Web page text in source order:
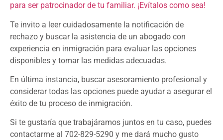
para ser patrocinador de tu familiar. ¡Evítalos como sea!
Te invito a leer cuidadosamente la notificación de
rechazo y buscar la asistencia de un abogado con
experiencia en inmigración para evaluar las opciones
disponibles y tomar las medidas adecuadas.
En última instancia, buscar asesoramiento profesional y
considerar todas las opciones puede ayudar a asegurar el
éxito de tu proceso de inmigración.
Si te gustaría que trabajáramos juntos en tu caso, puedes
contactarme al 702-829-5290 y me dará mucho gusto